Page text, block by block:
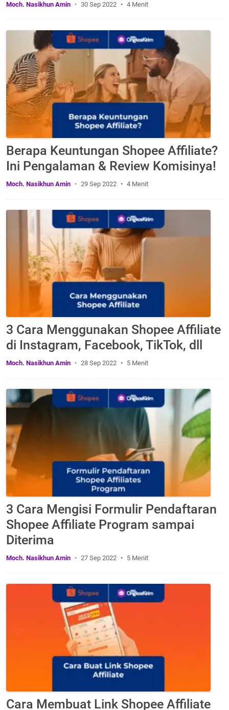
Moch. Nasikhun Amin 30 Sep 2022 4 Menit
Berapa Keuntungan Shopee Affiliate?
Ini Pengalaman & Review Komisinya!
Moch. Nasikhun Amin 29 Sep 2022 4 Menit
3 Cara Menggunakan Shopee Affiliate
di Instagram, Facebook, TikTok, dll
Moch. Nasikhun Amin 28 Sep 2022 5 Menit
3 Cara Mengisi Formulir Pendaftaran
Shopee Affiliate Program sampai
Diterima
Moch. Nasikhun Amin 27 Sep 2022 5 Menit
Cara Membuat Link Shopee Affiliate